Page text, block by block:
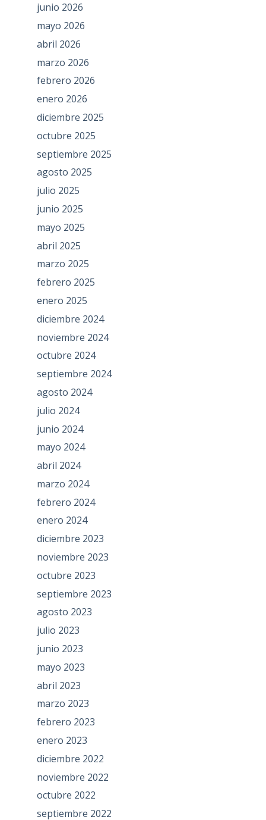
junio 2026
mayo 2026
abril 2026
marzo 2026
febrero 2026
enero 2026
diciembre 2025
octubre 2025
septiembre 2025
agosto 2025
julio 2025
junio 2025
mayo 2025
abril 2025
marzo 2025
febrero 2025
enero 2025
diciembre 2024
noviembre 2024
octubre 2024
septiembre 2024
agosto 2024
julio 2024
junio 2024
mayo 2024
abril 2024
marzo 2024
febrero 2024
enero 2024
diciembre 2023
noviembre 2023
octubre 2023
septiembre 2023
agosto 2023
julio 2023
junio 2023
mayo 2023
abril 2023
marzo 2023
febrero 2023
enero 2023
diciembre 2022
noviembre 2022
octubre 2022
septiembre 2022